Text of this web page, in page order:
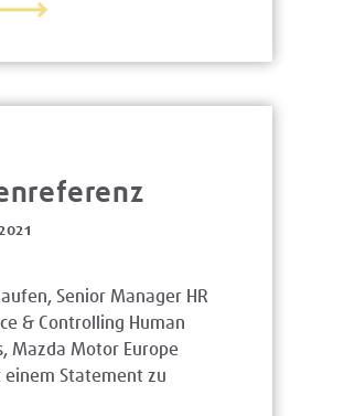
Senior Manager HR
& Controlling Human
Mazda Motor Europe
einem Statement zu